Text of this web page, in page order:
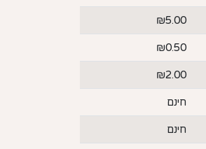
₪5.00
₪0.50
₪2.00
חינם
חינם